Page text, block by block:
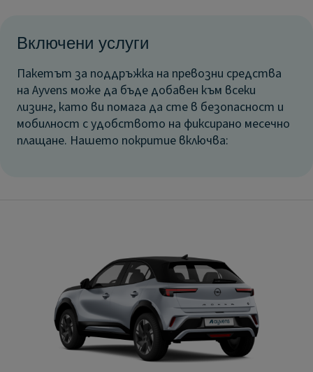
Включени услуги
Пакетът за поддръжка на превозни средства
на Ayvens може да бъде добавен към всеки
лизинг, като ви помага да сте в безопасност и
мобилност с удобството на фиксирано месечно
плащане. Нашето покритие включва: